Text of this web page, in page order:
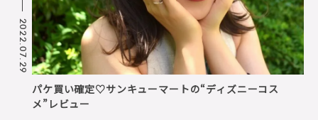
2022.07.29
パケ買い確定♡サンキューマートの“ディズニーコス
メ”レビュー